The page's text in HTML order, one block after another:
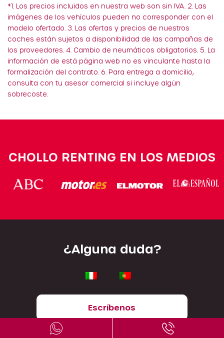
*1. Los precios incluidos en nuestra web son sin IVA. 2. Las
imágenes de los vehículos pueden no corresponder con el
modelo ofertado. 3. Las ofertas y precios de nuestros
coches están sujetos a disponibilidad de las campañas de
los proveedores. 4. Cambio de neumáticos obligatorios. 5. La
información de está página web no es vinculante hasta la
formalización del contrato. 6. Para entrega a domicilio,
consulta con tu asesor comercial si incluye algún
sobrecoste.
CHOLLO RENTING EN LOS MEDIOS
¿Alguna duda?
Escríbenos